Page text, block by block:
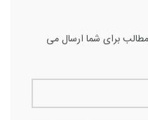
برای شما ارسال می